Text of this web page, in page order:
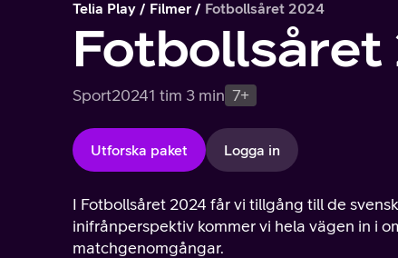
Telia Play Filmer Fotbollsåret 2024
Sport20241 tim 3 min 7+
Utforska paket Logga in
I Fotbollsåret 2024 får vi tillgång till de
inifrånperspektiv kommer vi hela vägen in i
matchgenomgångar.